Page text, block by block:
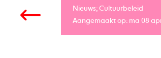
Nieuws; Cultuurbeleid
Aangemaakt op: ma 08